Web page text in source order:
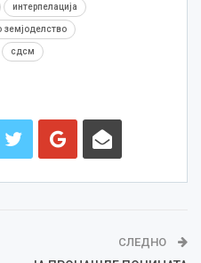
интерпелација
сдсм
СЛЕДНО